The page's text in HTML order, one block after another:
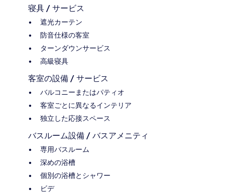
寝具 / サービス
遮光カーテン
防音仕様の客室
ターンダウンサービス
高級寝具
客室の設備 / サービス
バルコニーまたはパティオ
客室ごとに異なるインテリア
独立した応接スペース
バスルーム設備 / バスアメニティ
専用バスルーム
深めの浴槽
個別の浴槽とシャワー
ビデ